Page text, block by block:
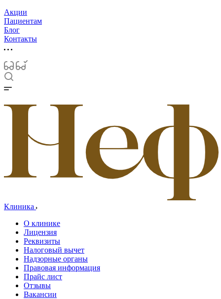
Акции
Пациентам
Блог
Контакты
Клиника
О клинике
Лицензия
Реквизиты
Налоговый вычет
Надзорные органы
Правовая информация
Прайс лист
Отзывы
Вакансии